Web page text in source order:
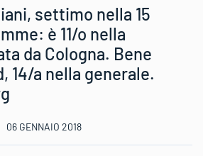
settimo nella 15
è 11/o nella
da Cologna. Bene
14/a nella generale.
06 GENNAIO 2018